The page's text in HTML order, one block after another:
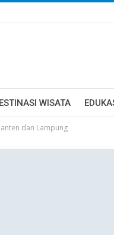
WISATA
dan Lampung